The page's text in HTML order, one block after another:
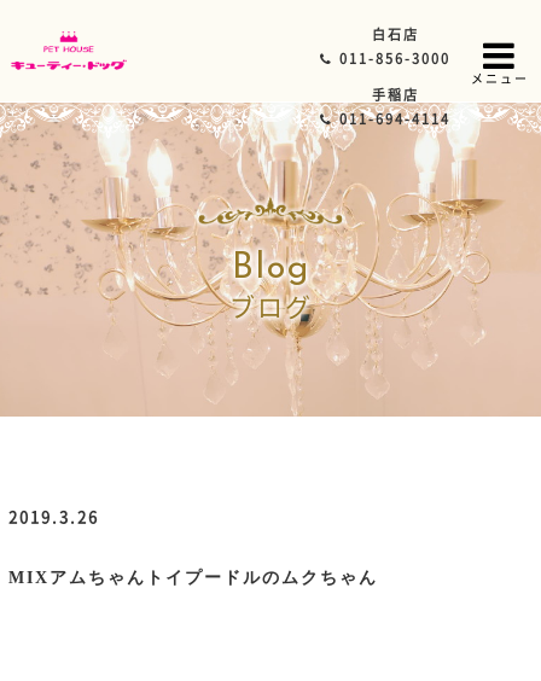
白石店
011-856-3000
手稲店
011-694-4114
メニュー
Blog
ブログ
2019.3.26
MIXアムちゃんトイプードルのムクちゃん